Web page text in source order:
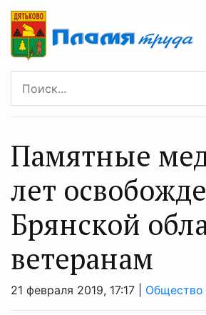
Памятные
лет
Брянской
ветеранам
21 февраля 2019, 17:17 | Общество